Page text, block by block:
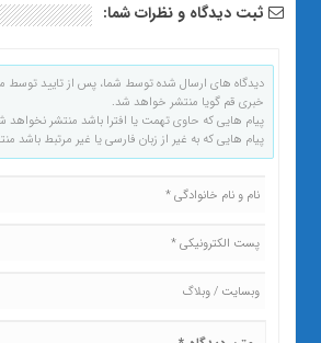
ثبت دیدگاه و نظرات شما:
دیدگاه های ارسال شده توسط شما، پس از تایید توسط
خبری قم گویا منتشر خواهد شد.
پیام هایی که حاوی تهمت یا افترا باشد منتشر نخواهد
پیام هایی که به غیر از زبان فارسی یا غیر مرتبط باشد